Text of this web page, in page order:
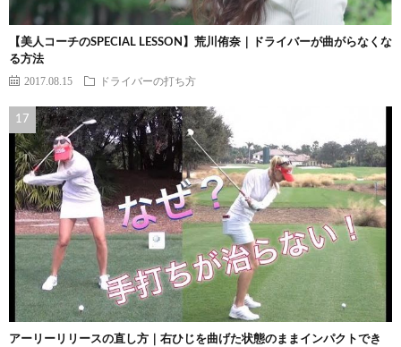
【美人コーチのSPECIAL LESSON】荒川侑奈｜ドライバーが曲がらなくな
る方法
2017.08.15 ドライバーの打ち方
アーリーリリースの直し方｜右ひじを曲げた状態のままインパクトでき